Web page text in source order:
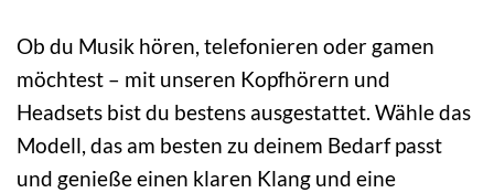
Ob du Musik hören, telefonieren oder gamen
möchtest – mit unseren Kopfhörern und
Headsets bist du bestens ausgestattet. Wähle das
Modell, das am besten zu deinem Bedarf passt
und genieße einen klaren Klang und eine